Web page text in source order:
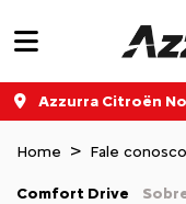
Azzurra Citroën
Home Fale conosco
Comfort Drive